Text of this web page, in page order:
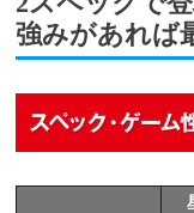
強みがあれば